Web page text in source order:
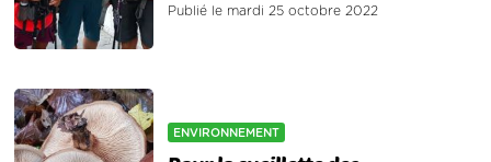
Publié le mardi 25 octobre 2022
ENVIRONNEMENT